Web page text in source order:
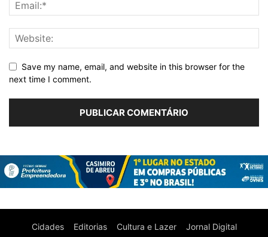
Save my name, email, and website in this browser for the
next time I comment.
Cidades Editorias Cultura e Lazer Jornal Digital